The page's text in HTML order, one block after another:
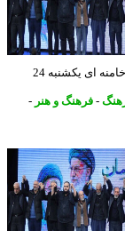
جمعی اهالی فرهنگ و هنر با حضرت آیت الله سید مجتبی خامنه ای یکشنبه 24
-فرهنگ و هنر-